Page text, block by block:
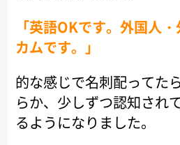
「英語OKです。外国人
カムです。」
的な感じで名刺配ってた
らか、少しずつ認知され
るようになりました。